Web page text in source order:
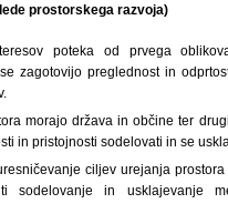
prostorskega razvoja)
poteka od prvega
zagotovijo preglednost in
morajo država in občine ter
in pristojnosti sodelovati in se
ciljev urejanja prostora
sodelovanje in usklajevanje